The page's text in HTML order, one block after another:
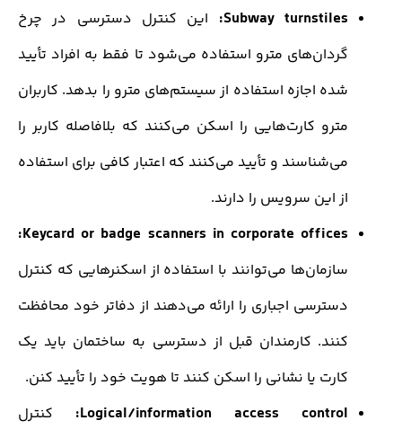
Subway این کنترل دسترسی در چرخ
مترو استفاده می‌شود تا فقط به افراد تأیید
اجازه استفاده از سیستم‌های مترو را بدهد. کاربران
کارت‌هایی را اسکن می‌کنند که بلافاصله کاربر را
و تأیید می‌کنند که اعتبار کافی برای استفاده
این سرویس را دارند.
Keycard or badge scanners in corporate
می‌توانند با استفاده از اسکنرهایی که کنترل
اجباری را ارائه می‌دهند از دفاتر خود محافظت
کارمندان قبل از دسترسی به ساختمان باید یک
یا نشانی را اسکن کنند تا هویت خود را تأیید کنن.
Logical/information access کنترل